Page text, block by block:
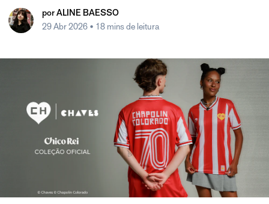
por ALINE BAESSO
29 Abr 2026 • 18 mins de leitura